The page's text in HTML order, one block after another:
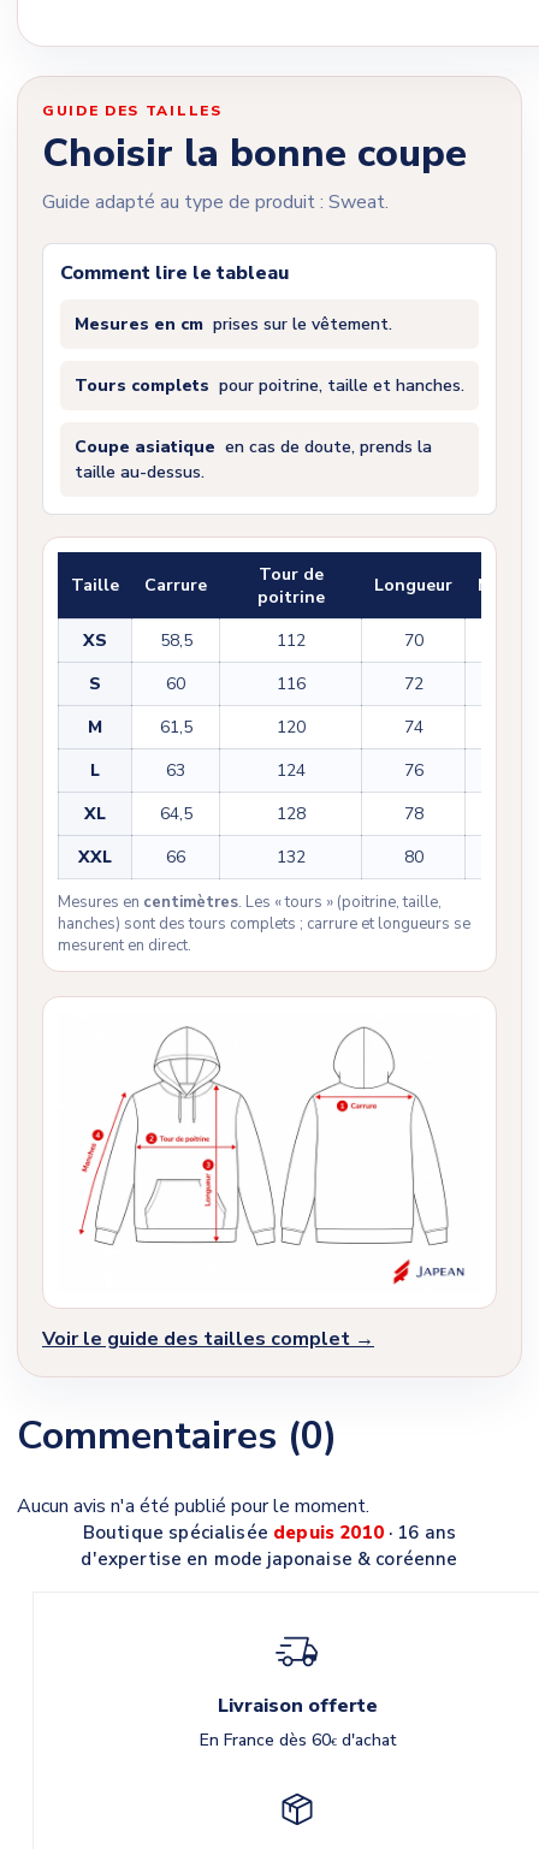
GUIDE DES TAILLES
Choisir la bonne coupe
Guide adapté au type de produit : Sweat.
Comment lire le tableau
Mesures en cm prises sur le vêtement.
Tours complets pour poitrine, taille et hanches.
Coupe asiatique en cas de doute, prends la
taille au-dessus.
Taille Carrure
Tour de
poitrine
Longueur
XS 58,5 112 70
S
60 116 72
M
61,5 120 74
L
63 124 76
XL
64,5 128 78
XXL
66 132 80
Mesures en centimètres. Les « tours » (poitrine, taille,
hanches) sont des tours complets ; carrure et longueurs se
mesurent en direct.
Voir le guide des tailles complet →
Commentaires (0)
Aucun avis n'a été publié pour le moment.
Boutique spécialisée depuis 2010· 16 ans
d'expertise en mode japonaise & coréenne
Livraison offerte
En France dès 60€d'achat